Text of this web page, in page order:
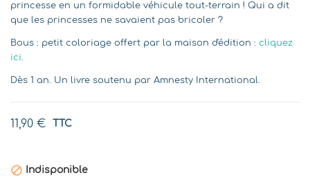
princesse en un formidable véhicule tout-terrain ! Qui a dit
que les princesses ne savaient pas bricoler ?
Bous : petit coloriage offert par la maison d'édition : cliquez
ici.
Dès 1 an. Un livre soutenu par Amnesty International.
11,90 € TTC
 Indisponible